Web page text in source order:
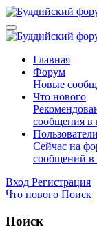
Главная
Форум
Новые
Что нового
сообщения в
Пользователи
Сейчас на
сообщений в
Вход Регистрация
Что нового Поиск
Поиск